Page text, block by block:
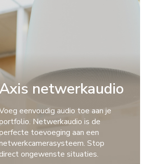
netwerkaudio
eenvoudig audio toe aan je
Netwerkaudio is de
toevoeging aan een
Stop
direct ongewenste situaties.